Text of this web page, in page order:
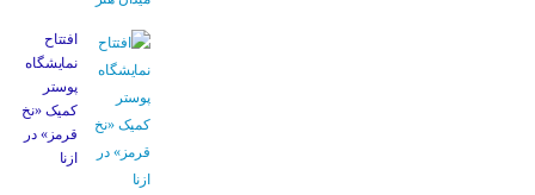
افتتاح
نمایشگاه
پوستر
کمیک «نخ
قرمز» در
ازنا